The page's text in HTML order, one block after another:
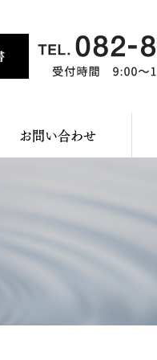
お問い合わせ